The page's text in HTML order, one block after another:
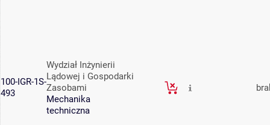
100-IGR-1S-
493
Wydział Inżynierii
Lądowej i Gospodarki
Zasobami
Mechanika
techniczna